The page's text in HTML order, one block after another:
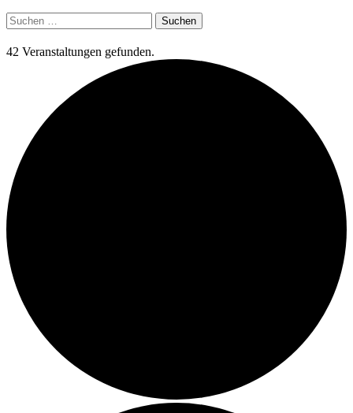
Suchen
nach:
42 Veranstaltungen gefunden.